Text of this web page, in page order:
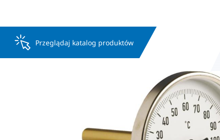
Przeglądaj katalog produktów